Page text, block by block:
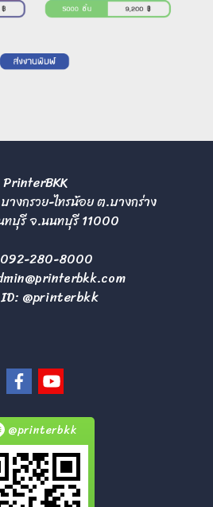
PrinterBKK
กรวย-ไทรน้อย ต.บางกร่าง
ทบุรี จ.นนทบุรี 11000
092-280-8000
@printerbkk
@printerbkk